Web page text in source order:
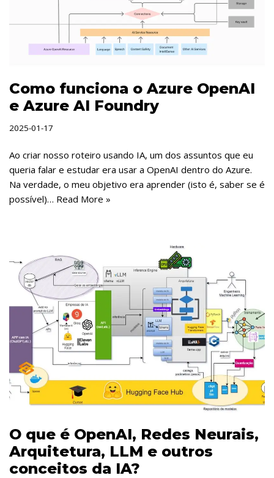
Como funciona o Azure OpenAI
e Azure AI Foundry
2025-01-17
Ao criar nosso roteiro usando IA, um dos assuntos que eu
queria falar e estudar era usar a OpenAI dentro do Azure.
Na verdade, o meu objetivo era aprender (isto é, saber se é
possível)… Read More »
O que é OpenAI, Redes Neurais,
Arquitetura, LLM e outros
conceitos da IA?